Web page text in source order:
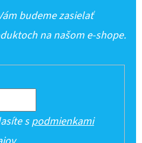
budeme zasielať
na našom e-shope.
spodmienkami